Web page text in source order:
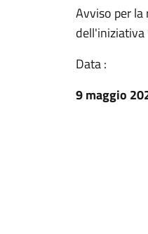
Avviso per
dell'iniziativa
Data :
9 maggio